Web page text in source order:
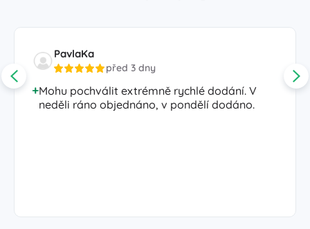
PavlaKa
před 3 dny
Mohu pochválit extrémně rychlé dodání. V
neděli ráno objednáno, v pondělí dodáno.